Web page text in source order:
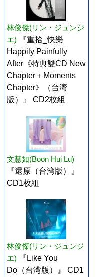
林俊傑(リン・ジュンジ
エ)
『重拾_快樂
Happily Painfully
After《特典雙CD New
Chapter＋Moments
Chapter》（台湾
版）』 CD2枚組
文慧如(Boon Hui Lu)
『還原（台湾版）』
CD1枚組
林俊傑(リン・ジュンジ
エ)
『Like You
Do（台湾版）』 CD1